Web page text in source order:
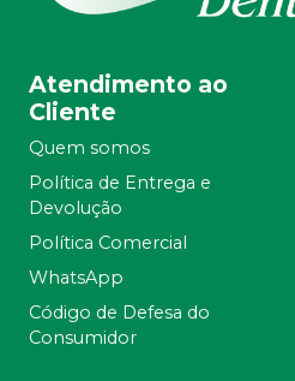
Atendimento ao
Cliente
Quem somos
Política de Entrega e
Devolução
Política Comercial
WhatsApp
Código de Defesa do
Consumidor